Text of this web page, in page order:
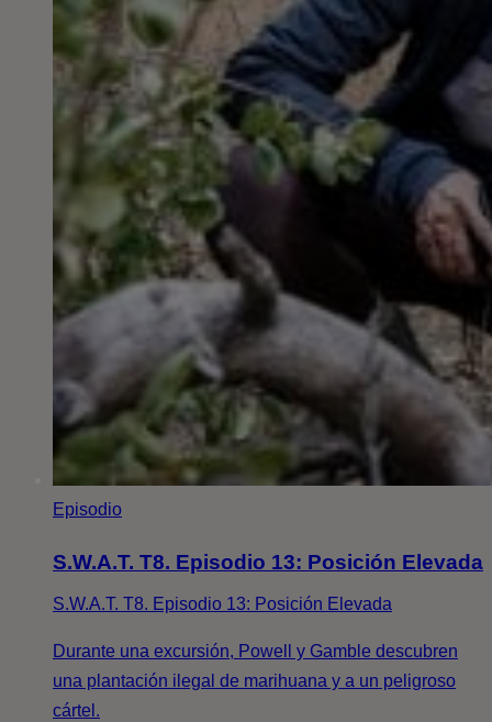
Episodio
S.W.A.T. T8. Episodio 13: Posición Elevada
S.W.A.T. T8. Episodio 13: Posición Elevada
Durante una excursión, Powell y Gamble descubren
una plantación ilegal de marihuana y a un peligroso
cártel.